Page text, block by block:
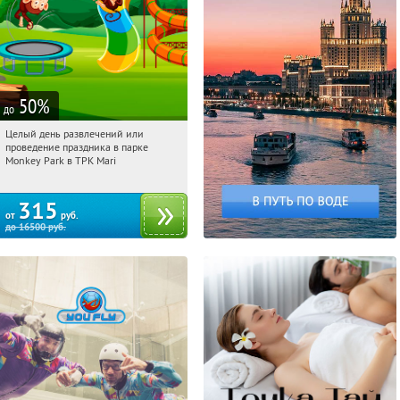
до 50%
13:23:06 Купили:
Братиславская
Целый день развлечений или
проведение праздника в парке
Monkey Park в ТРК Mari
от 315 руб.
до16500руб.